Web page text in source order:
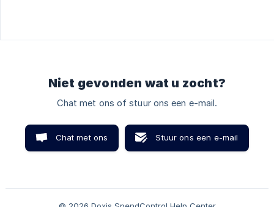
Niet gevonden wat u zocht?
Chat met ons of stuur ons een e-mail.
Chat met ons Stuur ons een e-mail